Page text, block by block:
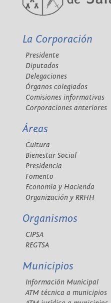
La Corporación
Presidente
Diputados
Delegaciones
Órganos colegiados
Comisiones informativas
Corporaciones anteriores
Áreas
Cultura
Bienestar Social
Presidencia
Fomento
Economía y Hacienda
Organización y RRHH
Organismos
CIPSA
REGTSA
Municipios
Información Municipal
ATM técnica a municipios